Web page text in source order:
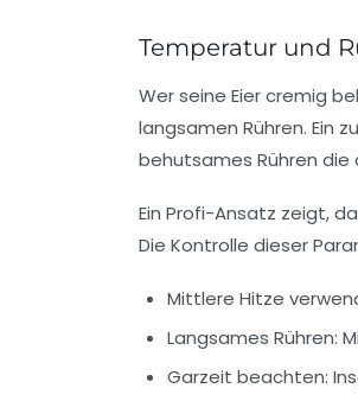
Temperatur und
Wer seine Eier cremig
langsamen Rühren. Ein
behutsames Rühren
Ein Profi-Ansatz zeigt,
Die Kontrolle dieser
Mittlere Hitze
Langsames Rühren:
Garzeit beachten: